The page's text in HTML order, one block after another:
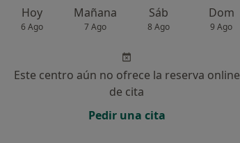
Hoy
6 Ago
Mañana
7 Ago
Sáb
8 Ago
Dom
9 Ago
Este centro aún no ofrece la reserva online
de cita
Pedir una cita